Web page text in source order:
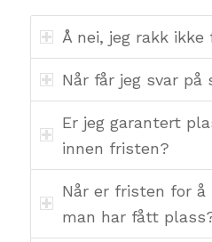
Å nei, jeg rakk ikke
Når får jeg svar på
Er jeg garantert
innen fristen?
Når er fristen for å
man har fått